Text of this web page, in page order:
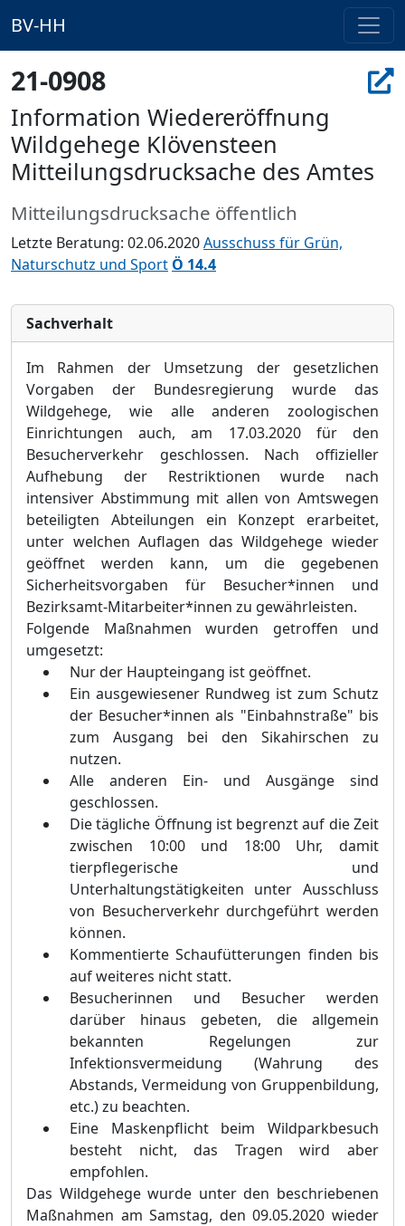
BV-HH
21-0908
Information Wiedereröffnung
Wildgehege Klövensteen
Mitteilungsdrucksache des Amtes
Mitteilungsdrucksache öffentlich
Letzte Beratung: 02.06.2020Ausschuss für Grün,
Naturschutz und Sport Ö 14.4
Sachverhalt
Im Rahmen der Umsetzung der gesetzlichen
Vorgaben der Bundesregierung wurde das
Wildgehege, wie alle anderen zoologischen
Einrichtungen auch, am 17.03.2020 für den
Besucherverkehr geschlossen. Nach offizieller
Aufhebung der Restriktionen wurde nach
intensiver Abstimmung mit allen von Amtswegen
beteiligten Abteilungen ein Konzept erarbeitet,
unter welchen Auflagen das Wildgehege wieder
geöffnet werden kann, um die gegebenen
Sicherheitsvorgaben für Besucher*innen und
Bezirksamt-Mitarbeiter*innen zu gewährleisten.
Folgende Maßnahmen wurden getroffen und
umgesetzt:
Nur der Haupteingang ist geöffnet.
Ein ausgewiesener Rundweg ist zum Schutz
der Besucher*innen als "Einbahnstraße" bis
zum Ausgang bei den Sikahirschen zu
nutzen.
Alle anderen Ein- und Ausgänge sind
geschlossen.
Die tägliche Öffnung ist begrenzt auf die Zeit
zwischen 10:00 und 18:00 Uhr, damit
tierpflegerische und
Unterhaltungstätigkeiten unter Ausschluss
von Besucherverkehr durchgeführt werden
können.
Kommentierte Schaufütterungen finden bis
auf weiteres nicht statt.
Besucherinnen und Besucher werden
darüber hinaus gebeten, die allgemein
bekannten Regelungen zur
Infektionsvermeidung (Wahrung des
Abstands, Vermeidung von Gruppenbildung,
etc.) zu beachten.
Eine Maskenpflicht beim Wildparkbesuch
besteht nicht, das Tragen wird aber
empfohlen.
Das Wildgehege wurde unter den beschriebenen
Maßnahmen am Samstag, den 09.05.2020 wieder